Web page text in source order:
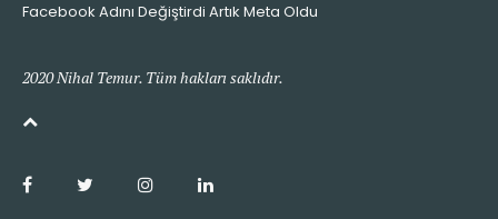
Facebook Adını Değiştirdi Artık Meta Oldu
2020 Nihal Temur. Tüm hakları saklıdır.